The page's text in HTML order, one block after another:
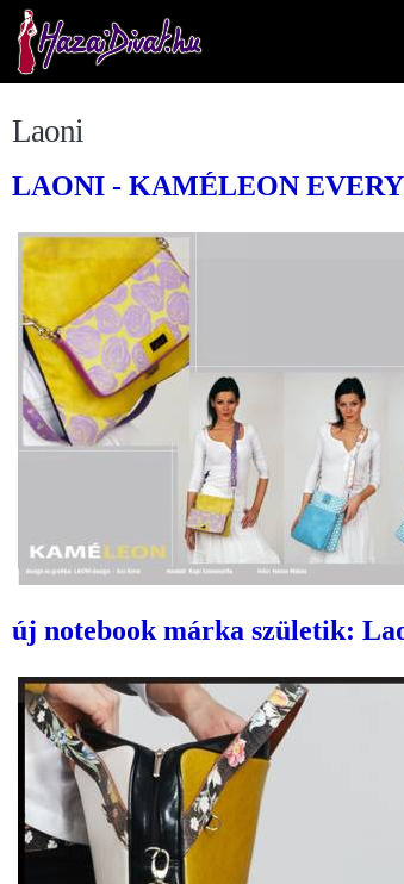
Laoni
LAONI - KAMÉLEON
új notebook márka születik: